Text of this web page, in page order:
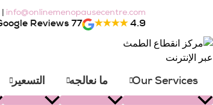
content
| info@onlinemenopausecentre.com
4.9
★★★★
77 Google Reviews
Our Services ما نعالجه التسعير